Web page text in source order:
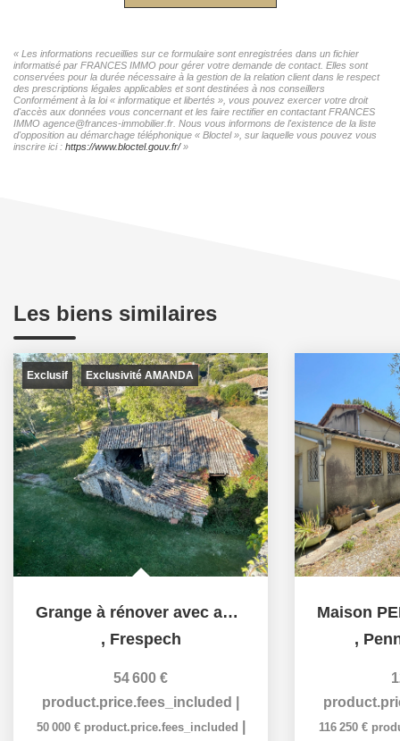
« Les informations recueillies sur ce formulaire sont enregistrées dans un fichier
informatisé par FRANCES IMMO pour gérer votre demande de contact. Elles sont
conservées pour la durée nécessaire à la gestion de la relation client dans le respect
des prescriptions légales applicables et sont destinées à nos conseillers
Conformément à la loi « informatique et libertés », vous pouvez exercer votre droit
d'accès aux données vous concernant et les faire rectifier en contactant FRANCES
IMMO agence@frances-immobilier.fr. Nous vous informons de l'existence de la liste
d'opposition au démarchage téléphonique « Bloctel », sur laquelle vous pouvez vous
inscrire ici : https://www.bloctel.gouv.fr/»
Les biens similaires
Exclusif Exclusivité AMANDA
Grange à rénover avec autorisation accordée pour le...
, Frespech
54 600 €
product.price.fees_included
50 000 € product.price.fees_included
,
116 250 €